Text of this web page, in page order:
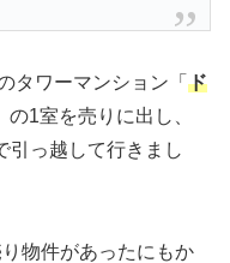
タワーマンション「 ド
1室を売りに出し、
引っ越して行きまし
物件があったにもか